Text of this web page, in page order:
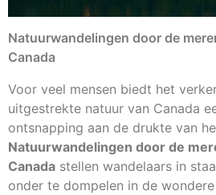
Natuurwandelingen door de
Canada
Voor veel mensen biedt het
uitgestrekte natuur van Canada
ontsnapping aan de drukte van
Natuurwandelingen door de
Canada stellen wandelaars in
onder te dompelen in de